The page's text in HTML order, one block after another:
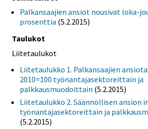
Palkansaajien ansiot nousivat loka-
prosenttia (5.2.2015)
Taulukot
Liitetaulukot
Liitetaulukko 1. Palkansaajien
2010=100 työnantajasektoreittain ja
palkkausmuodoittain (5.2.2015)
Liitetaulukko 2. Säännöllisen ansion
työnantajasektoreittain ja
(5.2.2015)